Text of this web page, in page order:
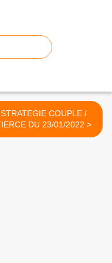
STRATEGIE COUPLE /
TIERCE DU 23/01/2022 >